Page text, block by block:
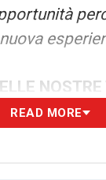
READ MORE